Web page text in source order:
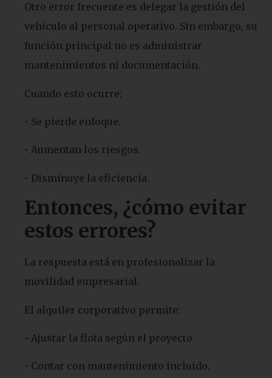
Otro error frecuente es delegar la gestión del
vehículo al personal operativo. Sin embargo, su
función principal no es administrar
mantenimientos ni documentación.
Cuando esto ocurre:
• Se pierde enfoque.
• Aumentan los riesgos.
• Disminuye la eficiencia.
Entonces, ¿cómo evitar
estos errores?
La respuesta está en profesionalizar la
movilidad empresarial.
El alquiler corporativo permite:
• Ajustar la flota según el proyecto.
• Contar con mantenimiento incluido.